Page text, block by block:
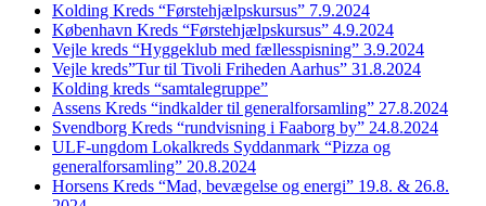
Kolding Kreds “Førstehjælpskursus” 7.9.2024
København Kreds “Førstehjælpskursus” 4.9.2024
Vejle kreds “Hyggeklub med fællesspisning” 3.9.2024
Vejle kreds”Tur til Tivoli Friheden Aarhus” 31.8.2024
Kolding kreds “samtalegruppe”
Assens Kreds “indkalder til generalforsamling” 27.8.2024
Svendborg Kreds “rundvisning i Faaborg by” 24.8.2024
ULF-ungdom Lokalkreds Syddanmark “Pizza og
generalforsamling” 20.8.2024
Horsens Kreds “Mad, bevægelse og energi” 19.8. & 26.8.